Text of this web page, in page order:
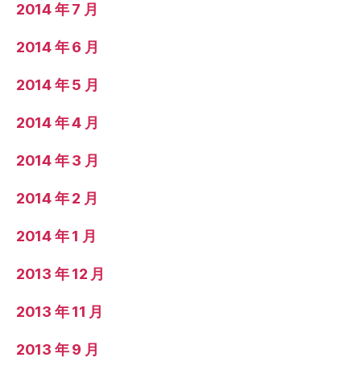
2014 年 7 月
2014 年 6 月
2014 年 5 月
2014 年 4 月
2014 年 3 月
2014 年 2 月
2014 年 1 月
2013 年 12 月
2013 年 11 月
2013 年 9 月